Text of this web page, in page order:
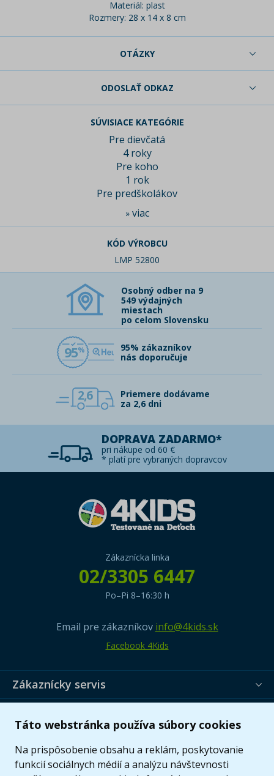
Táto webstránka používa súbory cookies
Na prispôsobenie obsahu a reklám, poskytovanie
funkcií sociálnych médií a analýzu návštevnosti
Materiál: plast
Rozmery: 28 x 14 x 8 cm
OTÁZKY
ODOSLAŤ ODKAZ
SÚVISIACE KATEGÓRIE
Pre dievčatá
4 roky
Pre koho
1 rok
Pre predškolákov
» viac
KÓD VÝROBCU
LMP 52800
Osobný odber na 9
549 výdajných
miestach
po celom Slovensku
95
95% zákazníkov
nás doporučuje
2,6
Priemere dodávame
za 2,6 dni
DOPRAVA ZADARMO*
pri nákupe od 60 €
* platí pre vybraných dopravcov
Zákaznícka linka
02/3305 6447
Po–Pi 8–16:30 h
Email pre zákazníkov info@4kids.sk
Facebook 4Kids
Zákaznícky servis